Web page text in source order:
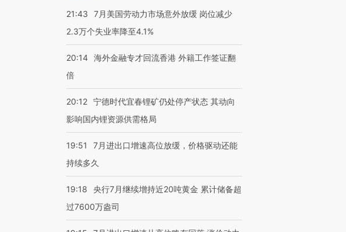
21:43
7月美国劳动力市场意外放缓 岗位减少
2.3万个失业率降至4.1%
20:14 海外金融专才回流香港 外籍工作签证翻
倍
20:12 宁德时代宜春锂矿仍处停产状态 其动向
影响国内锂资源供需格局
19:51
7月进出口增速高位放缓，价格驱动还能
持续多久
19:18
央行7月继续增持近20吨黄金 累计储备超
过7600万盎司